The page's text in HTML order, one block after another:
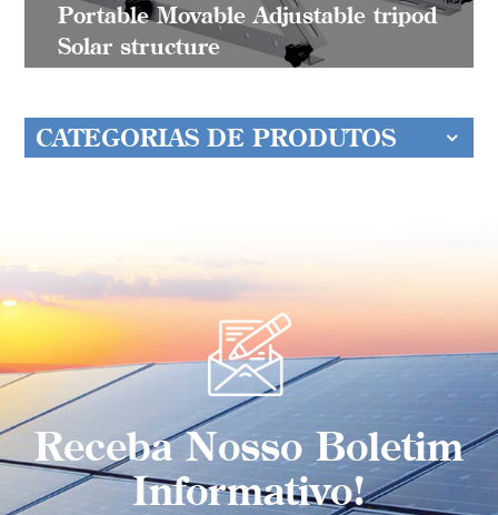
Portable Movable Adjustable tripod
Solar structure
CATEGORIAS DE PRODUTOS
Receba Nosso Boletim
Informativo!